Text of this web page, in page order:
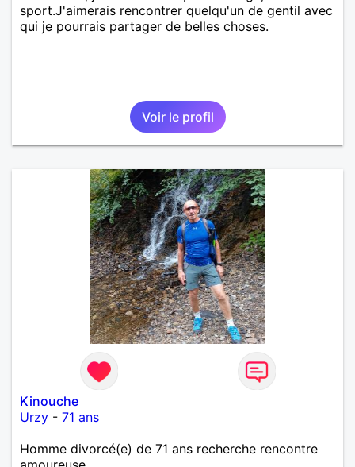
sport.J'aimerais rencontrer quelqu'un de gentil avec
qui je pourrais partager de belles choses.
Voir le profil
Kinouche
Urzy - 71 ans
Homme divorcé(e) de 71 ans recherche rencontre